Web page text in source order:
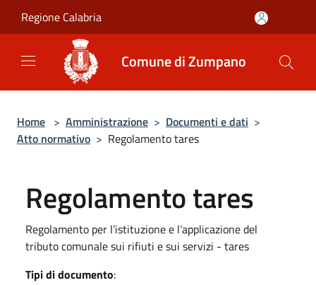
Regione Calabria
Comune di Zumpano
Home > Amministrazione > Documenti e dati >
Atto normativo > Regolamento tares
Regolamento tares
Regolamento per l’istituzione e l’applicazione del
tributo comunale sui rifiuti e sui servizi - tares
Tipi di documento: